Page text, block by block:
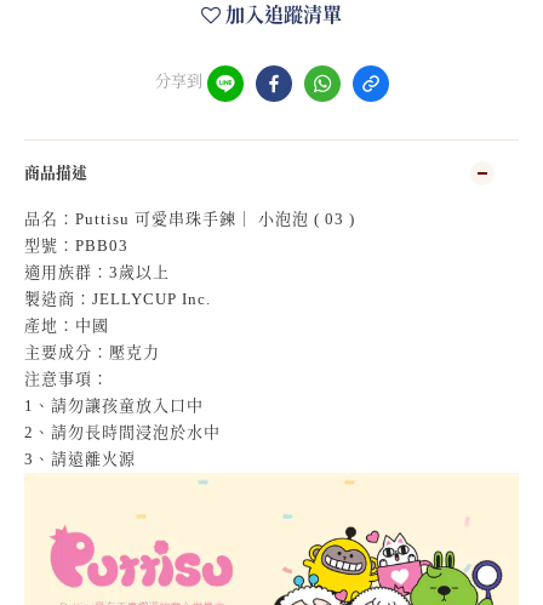
加入追蹤清單
分享到
商品描述
品名：Puttisu 可愛串珠手鍊｜ 小泡泡 ( 03 )
型號：PBB03
適用族群：3歲以上
製造商：JELLYCUP Inc.
產地：中國
主要成分： 壓克力
注意事項：
1、請勿讓孩童放入口中
2、請勿長時間浸泡於水中
3、請遠離火源